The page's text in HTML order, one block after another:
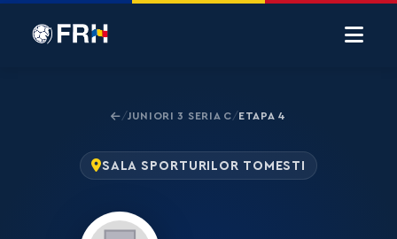
/JUNIORI 3 SERIA C/ETAPA 4
SALA SPORTURILOR TOMESTI